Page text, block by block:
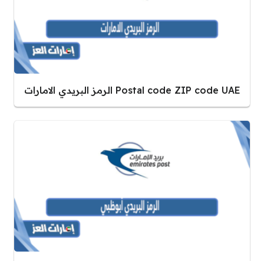
Postal code ZIP code UAE الرمز البريدي الامارات